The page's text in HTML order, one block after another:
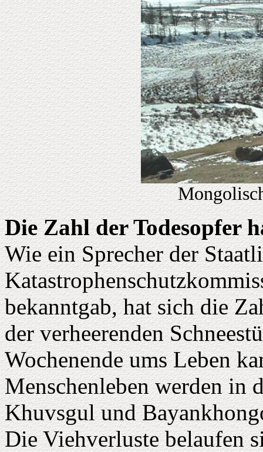
Die Zahl der Todesopfer
Wie ein Sprecher der
bekanntgab, hat sich die
der verheerenden
Wochenende ums Leben
Menschenleben werden in
Khuvsgul und
Die Viehverluste belaufen